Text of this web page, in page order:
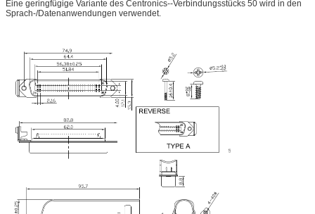
Eine geringfügige Variante des Centronics--Verbindungsstücks 50 wird in den
Sprach-/Datenanwendungen verwendet.